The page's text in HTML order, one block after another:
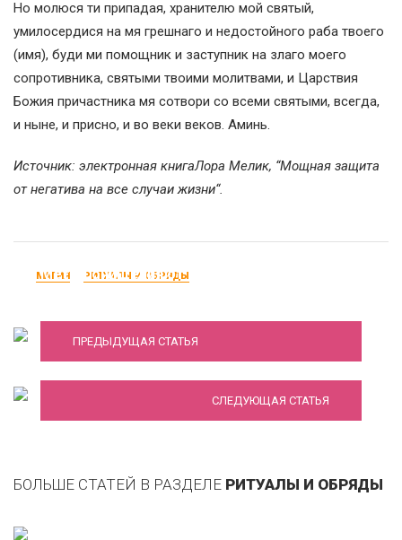
Но молюся ти припадая, хранителю мой святый,
умилосердися на мя грешнаго и недостойного раба твоего
(имя), буди ми помощник и заступник на злаго моего
сопротивника, святыми твоими молитвами, и Царствия
Божия причастника мя сотвори со всеми святыми, всегда,
и ныне, и присно, и во веки веков. Аминь.
Источник: электронная книгаЛора Мелик, “Мощная защита
от негатива на все случаи жизни“.
МАГИЯ РИТУАЛЫ И ОБРЯДЫ
Метод очищения от негатива морской
ПРЕДЫДУЩАЯ СТАТЬЯ
Магия древних славян: магические обряды
для женщин
СЛЕДУЮЩАЯ СТАТЬЯ
БОЛЬШЕ СТАТЕЙ В РАЗДЕЛЕ РИТУАЛЫ И ОБРЯДЫ